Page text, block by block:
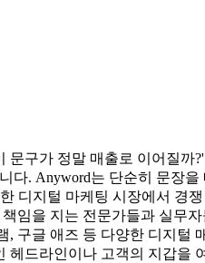
구가 정말 매출로 이어질
. Anyword는 단순히 문장
디지털 마케팅 시장에서 경
임을 지는 전문가들과 실무
구글 애즈 등 다양한 디지
드라인이나 고객의 지갑